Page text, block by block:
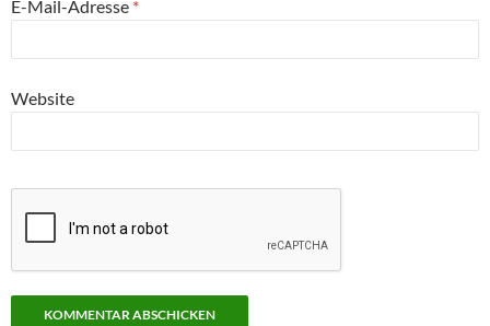
E-Mail-Adresse *
Website